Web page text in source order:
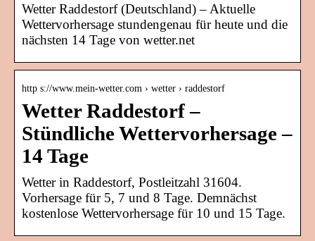
Wetter Raddestorf (Deutschland) – Aktuelle
Wettervorhersage stundengenau für heute und die
nächsten 14 Tage von wetter.net
http s://www.mein-wetter.com › wetter › raddestorf
Wetter Raddestorf –
Stündliche Wettervorhersage –
14 Tage
Wetter in Raddestorf, Postleitzahl 31604.
Vorhersage für 5, 7 und 8 Tage. Demnächst
kostenlose Wettervorhersage für 10 und 15 Tage.